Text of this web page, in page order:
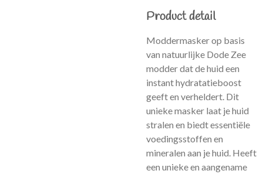
Product detail
Moddermasker op basis
van natuurlijke Dode Zee
modder dat de huid een
instant hydratatieboost
geeft en verheldert. Dit
unieke masker laat je huid
stralen en biedt essentiële
voedingsstoffen en
mineralen aan je huid. Heeft
een unieke en aangename